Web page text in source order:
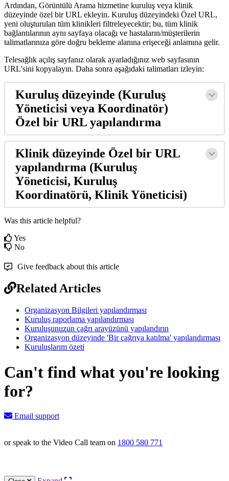
Ardından, Görüntülü Arama hizmetine kuruluş veya klinik
düzeyinde özel bir URL ekleyin. Kuruluş düzeyindeki Özel URL,
yeni oluşturulan tüm klinikleri filtreleyecektir; bu, tüm klinik
bağlantılarının aynı sayfaya olacağı ve hastaların/müşterilerin
talimatlarınıza göre doğru bekleme alanına erişeceği anlamına gelir.
Telesağlık açılış sayfanız olarak ayarladığınız web sayfasının
URL'sini kopyalayın. Daha sonra aşağıdaki talimatları izleyin:
Kuruluş düzeyinde (Kuruluş
Yöneticisi veya Koordinatör)
Özel bir URL yapılandırma
Klinik düzeyinde Özel bir URL
yapılandırma (Kuruluş
Yöneticisi, Kuruluş
Koordinatörü, KlinikYöneticisi)
Was this article helpful?
Yes
No
Give feedback about this article
Related Articles
Organizasyon Bilgileri yapılandırması
Kuruluş raporlama yapılandırması
Kuruluşunuzun çağrı arayüzünü yapılandırın
Organizasyon düzeyinde 'Bir çağrıya katılma' yapılandırması
Kuruluşlarım özeti
Can't find what you're looking
for?
Email support
or speak to the Video Call team on 1800 580 771